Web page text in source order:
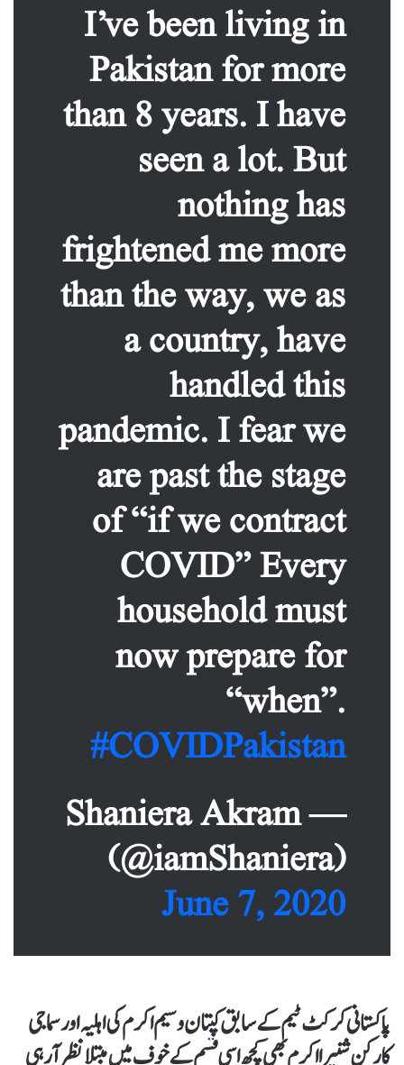
I’ve been living in
Pakistan for more
than 8 years. I have
seen a lot. But
nothing has
frightened me more
than the way, we as
a country, have
handled this
pandemic. I fear we
are past the stage
of “if we contract
COVID” Every
household must
now prepare for
“when”.
#COVIDPakistan
— Shaniera Akram
(@iamShaniera)
June 7, 2020
پاکستانی کرکٹ ٹیم کے سابق کپتان وسیم اکرم کی اہلیہ اور سماجی
کارکن شنیرا اکرم بھی کچھ اسی قسم کے خوف میں مبتلا نظر آ رہی